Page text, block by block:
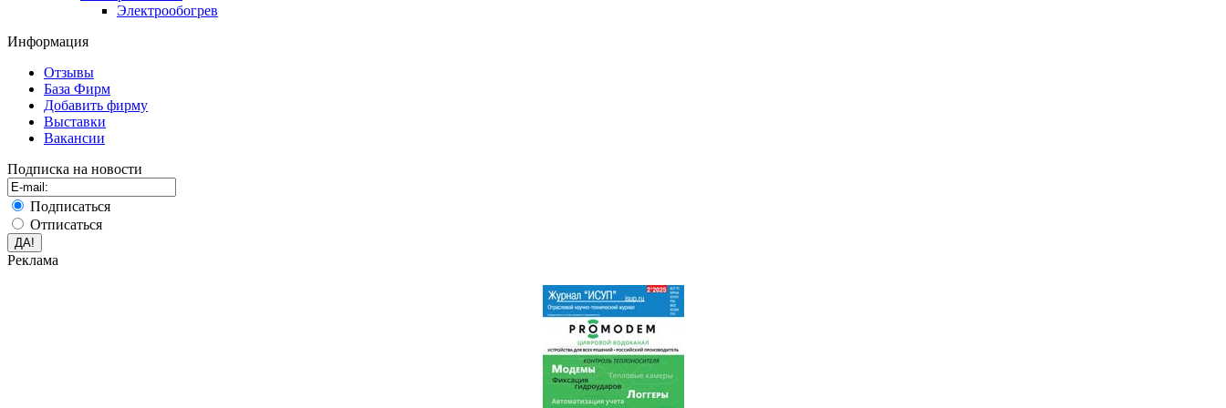
Электрообогрев
Информация
Отзывы
База Фирм
Добавить фирму
Выставки
Вакансии
Подписка на новости
Подписаться
Отписаться
Реклама